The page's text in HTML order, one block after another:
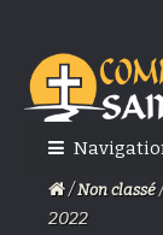
Skip
to
navigation
Skip
to
content
/Non classé
2022